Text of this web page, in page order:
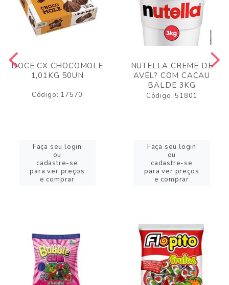
DOCE CX CHOCOMOLE
1,01KG 50UN
Código: 17570
Faça seu login
ou
cadastre-se
para ver preços
e comprar
NUTELLA CREME DE
AVEL? COM CACAU
BALDE 3KG
Código: 51801
Faça seu login
ou
cadastre-se
para ver preços
e comprar